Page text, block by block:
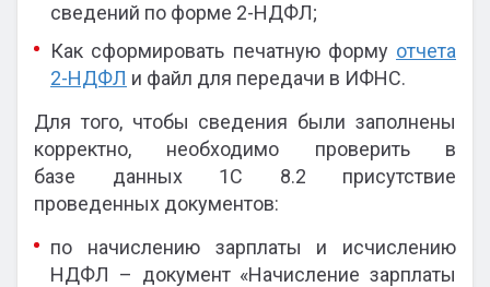
сведений по форме 2-НДФЛ;
Как сформировать печатную форму отчета
2-НДФЛ и файл для передачи в ИФНС.
Для того, чтобы сведения были заполнены
корректно, необходимо проверить в
базе данных 1С 8.2 присутствие
проведенных документов:
по начислению зарплаты и исчислению
НДФЛ – документ «Начисление зарплаты